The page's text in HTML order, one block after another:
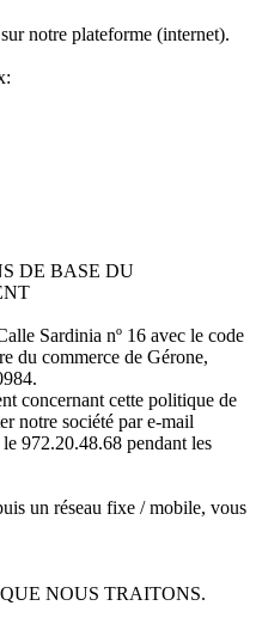
notre plateforme (internet).
DE BASE DU
Sardinia nº 16 avec le code
du commerce de Gérone,
concernant cette politique de
notre société par e-mail
972.20.48.68 pendant les
un réseau fixe / mobile, vous
NOUS TRAITONS.